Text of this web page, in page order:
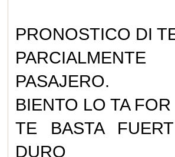
PRONOSTICO DI
PASAJERO.
BIENTO LO TA
TE BASTA
DURO